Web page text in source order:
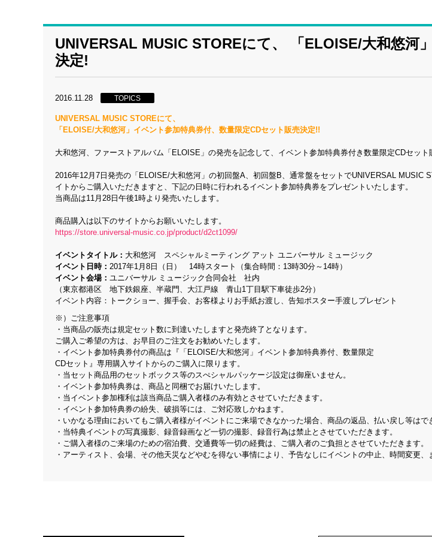
UNIVERSAL MUSIC STOREにて、 「ELOISE/大和悠河
決定!
2016.11.28 TOPICS
UNIVERSAL MUSIC STOREにて、
「ELOISE/大和悠河」イベント参加特典券付、数量限定CDセット販売決定!!
大和悠河、ファーストアルバム「ELOISE」の発売を記念して、イベント参加特典券付き数量限定CDセッ
2016年12月7日発売の「ELOISE/大和悠河」の初回盤A、初回盤B、通常盤をセットでUNIVERSAL
イトからご購入いただきますと、下記の日時に行われるイベント参加特典券をプレゼントいたします。
当商品は11月28日午後1時より発売いたします。
商品購入は以下のサイトからお願いいたします。
https://store.universal-music.co.jp/product/d2ct1099/
イベントタイトル： 大和悠河 スペシャルミーティング アット ユニバーサル ミュージック
イベント日時： 2017年1月8日（日） 14時スタート（集合時間：13時30分～14時）
イベント会場： ユニバーサル ミュージック合同会社 社内
（東京都港区 地下鉄銀座、半蔵門、大江戸線 青山1丁目駅下車徒歩2分）
イベント内容：トークショー、握手会、お客様よりお手紙お渡し、告知ポスター手渡しプレゼント
※）ご注意事項
・当商品の販売は規定セット数に到達いたしますと発売終了となります。
ご購入ご希望の方は、お早目のご注文をお勧めいたします。
・イベント参加特典券付の商品は『「ELOISE/大和悠河」イベント参加特典券付、数量限定
CDセット』専用購入サイトからのご購入に限ります。
・当セット商品用のセットボックス等のスぺシャルパッケージ設定は御座いません。
・イベント参加特典券は、商品と同梱でお届けいたします。
・当イベント参加権利は該当商品ご購入者様のみ有効とさせていただきます。
・イベント参加特典券の紛失、破損等には、ご対応致しかねます。
・いかなる理由においてもご購入者様がイベントにご来場できなかった場合、商品の返品、払い戻し等はで
・当特典イベントの写真撮影、録音録画など一切の撮影、録音行為は禁止とさせていただきます。
・ご購入者様のご来場のための宿泊費、交通費等一切の経費は、ご購入者のご負担とさせていただきます。
・アーティスト、会場、その他天災などやむを得ない事情により、予告なしにイベントの中止、時間変更